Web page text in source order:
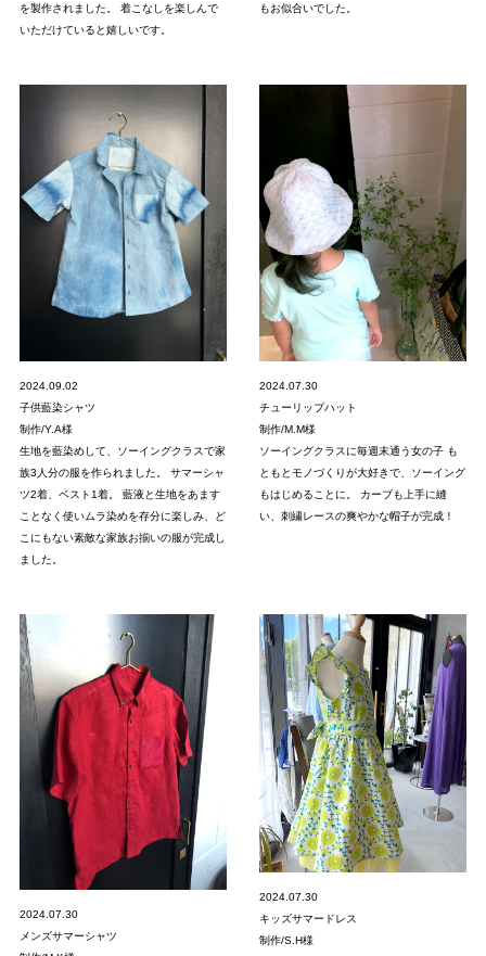
を製作されました。 着こなしを楽しんで
いただけていると嬉しいです。
もお似合いでした。
2024.09.02
子供藍染シャツ
制作/Y.A様
生地を藍染めして、ソーイングクラスで家
族3人分の服を作られました。 サマーシャ
ツ2着、ベスト1着。 藍液と生地をあます
ことなく使いムラ染めを存分に楽しみ、ど
こにもない素敵な家族お揃いの服が完成し
ました。
2024.07.30
チューリップハット
制作/M.M様
ソーイングクラスに毎週末通う女の子 も
ともとモノづくりが大好きで、ソーイング
もはじめることに。 カーブも上手に縫
い、刺繍レースの爽やかな帽子が完成！
2024.07.30
メンズサマーシャツ
2024.07.30
キッズサマードレス
制作/S.H様